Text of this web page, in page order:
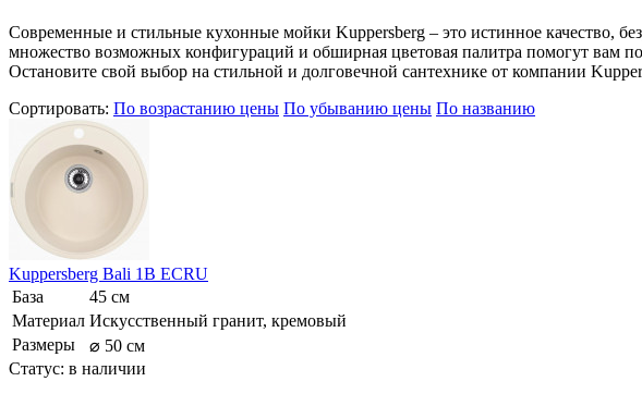
Современные и стильные кухонные мойки Kuppersberg – это истинное качество,
множество возможных конфигураций и обширная цветовая палитра помогут вам
Остановите свой выбор на стильной и долговечной сантехнике от компании
Сортировать: По возрастанию цены По убыванию цены По названию
Kuppersberg Bali 1B ECRU
База
45 см
Материал Искусственный гранит, кремовый
Размеры
⌀ 50 см
Статус: в наличии